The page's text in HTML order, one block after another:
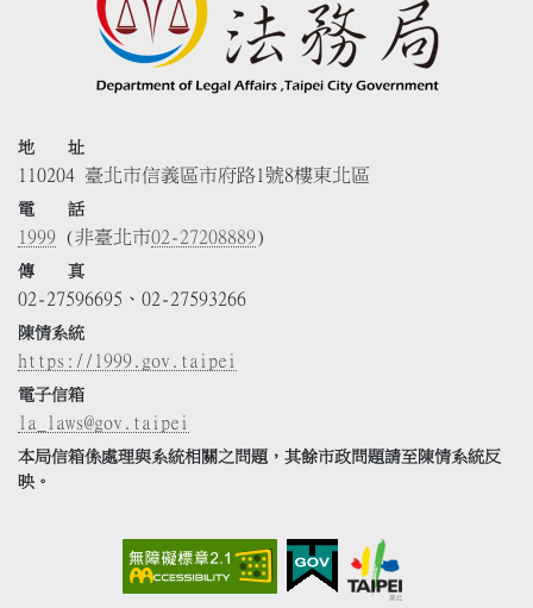
地 址
110204 臺北市信義區市府路1號8樓東北區
電 話
1999 (非臺北市02-27208889)
傳 真
02-27596695、02-27593266
陳情系統
https://1999.gov.taipei
電子信箱
la_laws@gov.taipei
本局信箱係處理與系統相關之問題，其餘市政問題請至陳情系統反
映。